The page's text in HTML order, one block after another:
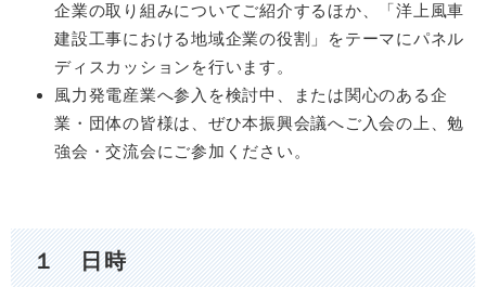
企業の取り組みについてご紹介するほか、「洋上風車
建設工事における地域企業の役割」をテーマにパネル
ディスカッションを行います。
風力発電産業へ参入を検討中、または関心のある企
業・団体の皆様は、ぜひ本振興会議へご入会の上、勉
強会・交流会にご参加ください。
１ 日時